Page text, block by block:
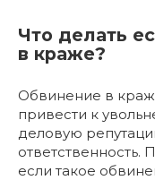
Что делать
в краже?
Обвинение в
привести к
деловую
ответственность.
если такое